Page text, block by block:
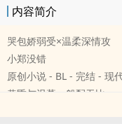
内容简介
哭包娇弱受×温柔深情攻
小郑没错
原创小说 - BL - 完结 - 现
黄昏与迟暮，般配无比。
原来，初见的时候，他就